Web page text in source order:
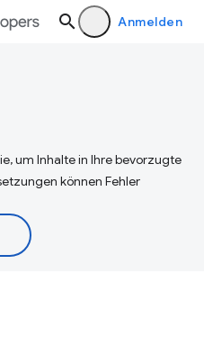
Anmelden
um Inhalte in Ihre bevorzugte
können Fehler